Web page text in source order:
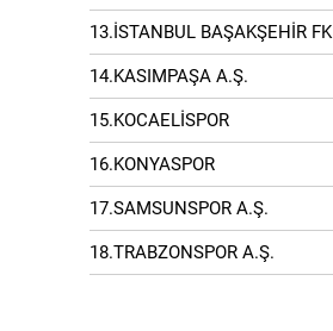
13.İSTANBUL BAŞAKŞEHİR FK
14.KASIMPAŞA A.Ş.
15.KOCAELİSPOR
16.KONYASPOR
17.SAMSUNSPOR A.Ş.
18.TRABZONSPOR A.Ş.